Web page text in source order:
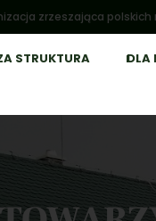
zrzeszająca polskich
STRUKTURA DLA